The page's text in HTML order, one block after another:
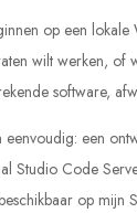
op een
wilt werken, of
software,
een
Studio Code
op mijn